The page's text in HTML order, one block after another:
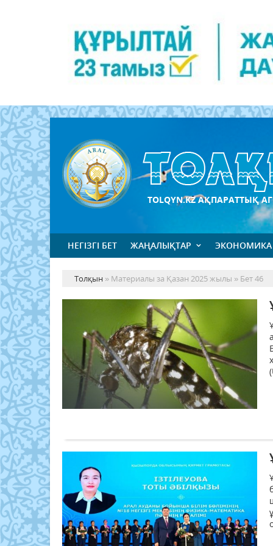
TOLQYN.KZ АҚПАРАТТЫҚ
НЕГІЗГІ БЕТ ЖАҢАЛЫҚТАР ЭКОНОМИКА
Толқын » Материалы за Қазан 2025 жылы » Бет 46